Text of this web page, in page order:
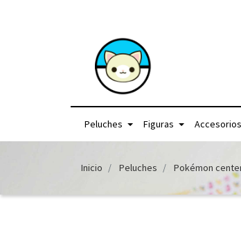
Peluches Figuras Accesorios
Inicio Peluches Pokémon